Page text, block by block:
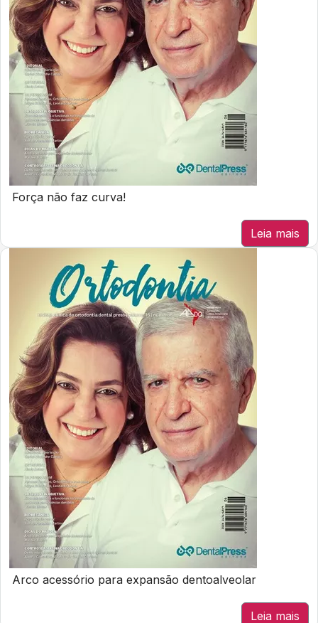
Força não faz curva!
Leia mais
Arco acessório para expansão dentoalveolar
Leia mais